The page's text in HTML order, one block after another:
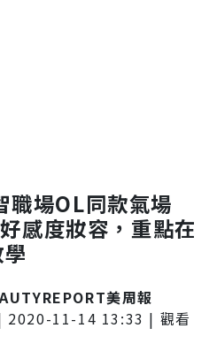
場OL同款氣場
感度妝容，重點在
美周報
2020-11-14 13:33 | 觀看